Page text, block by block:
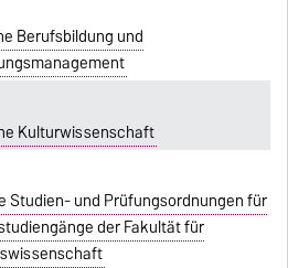
Berufsbildung und
Kulturwissenschaft
Studien- und Prüfungsordnungen für
der Fakultät für